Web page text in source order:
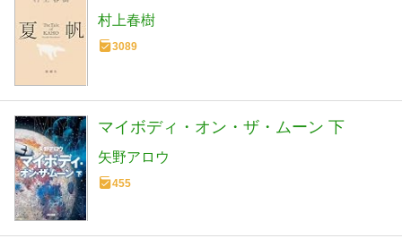
村上春樹
3089
マイボディ・オン・ザ・ムーン 下
矢野アロウ
455